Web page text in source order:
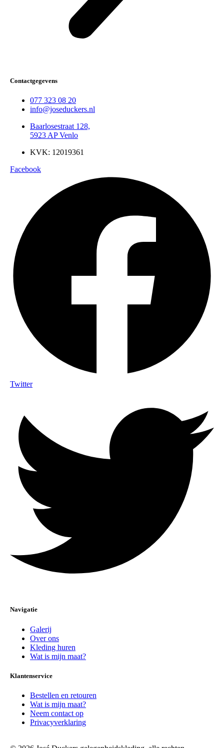
Contactgegevens
077 323 08 20
info@joseduckers.nl
Baarlosestraat 128,
5923 AP Venlo
KVK: 12019361
Facebook
Twitter
Navigatie
Galerij
Over ons
Kleding huren
Wat is mijn maat?
Klantenservice
Bestellen en retouren
Wat is mijn maat?
Neem contact op
Privacyverklaring